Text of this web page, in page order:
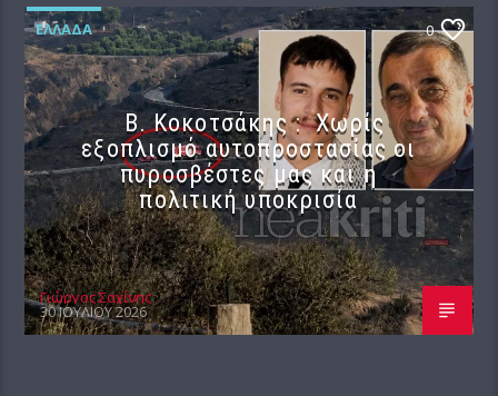
ΕΛΛΆΔΑ 0
Β. Κοκοτσάκης : Χωρίς
εξοπλισμό αυτοπροστασίας οι
πυροσβέστες μας και η
πολιτική υποκρισία
Γιώργος Σαχίνης
30 ΙΟΥΛΊΟΥ 2026